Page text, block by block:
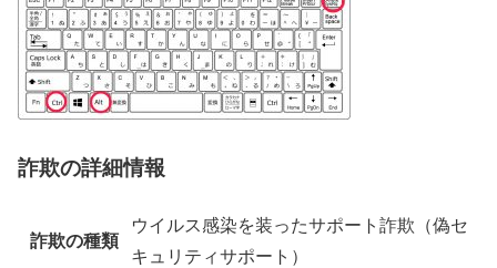
詐欺の詳細情報
詐欺の種類
ウイルス感染を装ったサポート詐欺（偽セ
キュリティサポート）